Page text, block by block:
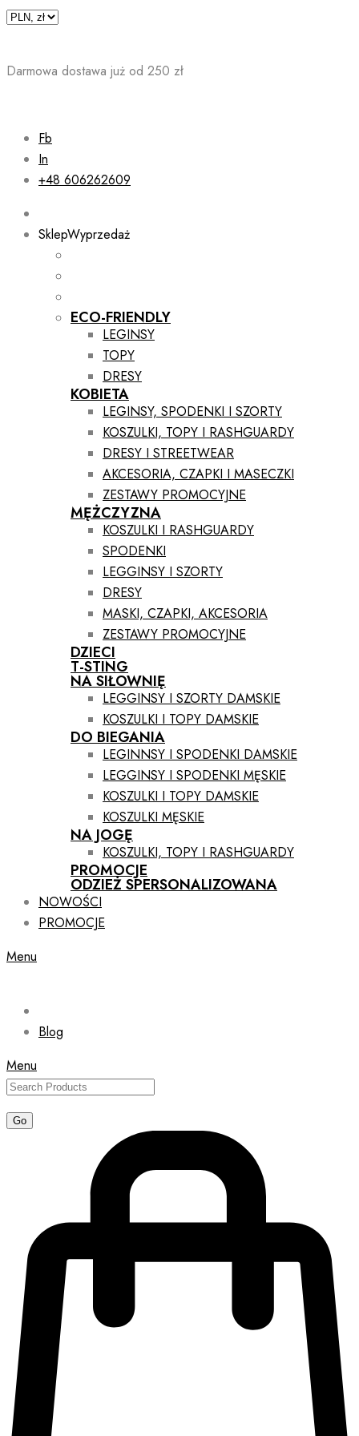
Skip
Darmowa dostawa już od 250 zł
Fb
In
+48 606262609
SklepWyprzedaż
ECO-FRIENDLY
LEGINSY
TOPY
DRESY
KOBIETA
LEGINSY, SPODENKI I SZORTY
KOSZULKI, TOPY I RASHGUARDY
DRESY I STREETWEAR
AKCESORIA, CZAPKI I MASECZKI
ZESTAWY PROMOCYJNE
MĘŻCZYZNA
KOSZULKI I RASHGUARDY
SPODENKI
LEGGINSY I SZORTY
DRESY
MASKI, CZAPKI, AKCESORIA
ZESTAWY PROMOCYJNE
DZIECI
T-STING
NA SIŁOWNIĘ
LEGGINSY I SZORTY DAMSKIE
KOSZULKI I TOPY DAMSKIE
DO BIEGANIA
LEGINNSY I SPODENKI DAMSKIE
LEGGINSY I SPODENKI MĘSKIE
KOSZULKI I TOPY DAMSKIE
KOSZULKI MĘSKIE
NA JOGĘ
KOSZULKI, TOPY I RASHGUARDY
PROMOCJE
ODZIEŻ SPERSONALIZOWANA
NOWOŚCI
PROMOCJE
Menu
Blog
Menu